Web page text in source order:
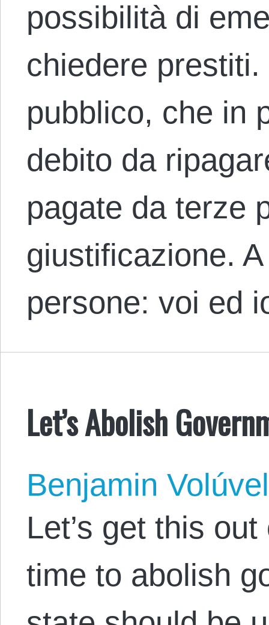
possibilità di
chiedere
pubblico, che in
debito da
pagate da terze
giustificazione.
persone: voi ed
Let’s Abolish
Benjamin Volúvel
Let’s get this
time to abolish